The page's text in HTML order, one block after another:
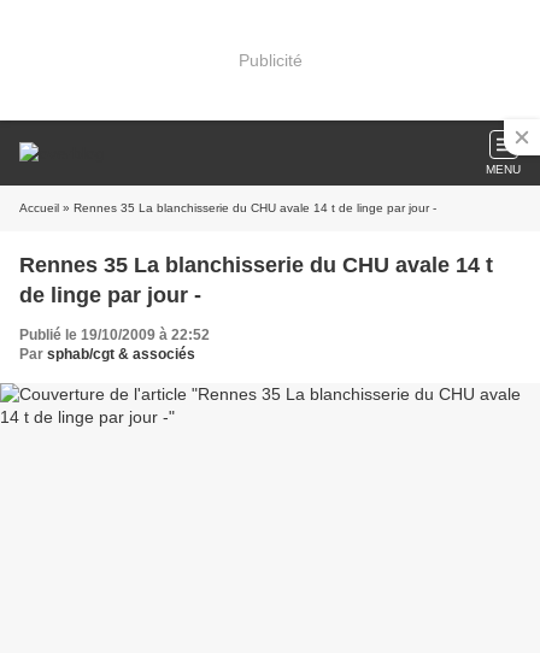
Publicité
MENU
Accueil » Rennes 35 La blanchisserie du CHU avale 14 t de linge par jour -
Rennes 35 La blanchisserie du CHU avale 14 t
de linge par jour -
Publié le 19/10/2009 à 22:52
Par sphab/cgt & associés